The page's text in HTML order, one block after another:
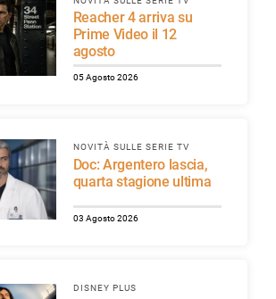
Reacher 4 arriva su
Prime Video il 12
agosto
05 Agosto 2026
NOVITÀ SULLE SERIE TV
Doc: Argentero lascia,
quarta stagione ultima
03 Agosto 2026
DISNEY PLUS